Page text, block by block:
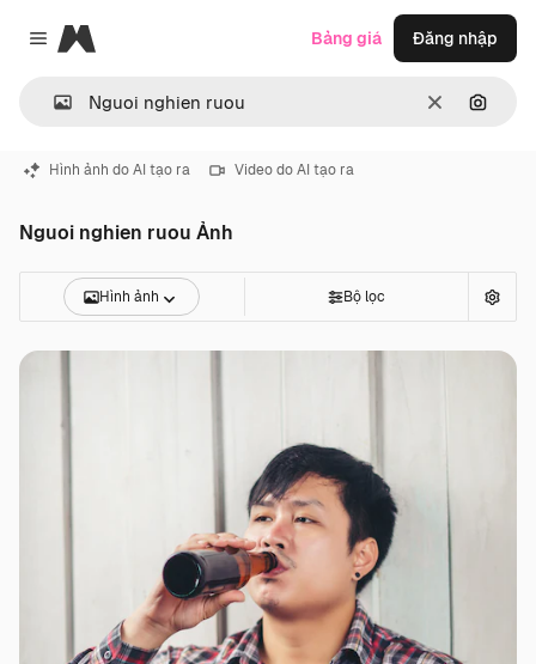
Close menu
Magnific
ThôngTìm
Bảng giá Đăng nhập
Hình ảnh do AI tạo ra Video do AI tạo ra
Nguoi nghien ruou Ảnh
Hình ảnh Bộ lọc